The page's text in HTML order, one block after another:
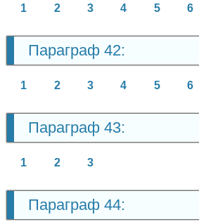
1 2 3 4 5 6
Параграф 42:
1 2 3 4 5 6
Параграф 43:
1 2 3
Параграф 44: